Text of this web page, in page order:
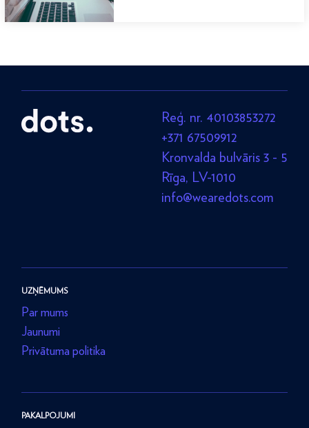
Reģ. nr. 40103853272
+371 67509912
Kronvalda bulvāris 3 - 5
Rīga, LV-1010
info@wearedots.com
UZŅĒMUMS
Par mums
Jaunumi
Privātuma politika
PAKALPOJUMI